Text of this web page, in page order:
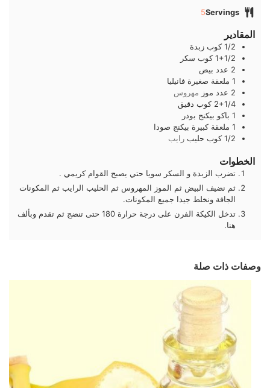
Servings
5
المقادير
1/2 كوب زبدة
1+1/2 كوب سكر
2 عدد بيض
1 ملعقة صغيرة فانيليا
2 عدد موز مهروس
2+1/4 كوب دقيق
1 باكو بيكنج بودر
1 ملعقة كبيرة بيكنج صودا
1/2 كوب حليب رايب
الخطوات
تضرب الزبدة و السكر سويا حتي يصبح القوام كريمي .
ثم نضيف البيض ثم الموز المهروس ثم الحليب الرايب ثم المكونات
الجافة ونخلط جيدا جميع المكونات.
تدخل الكيكة الفرن على درجة حرارة 180 حتى تنضج ثم تقدم وبألف
هنا.
وصفات ذات صلة